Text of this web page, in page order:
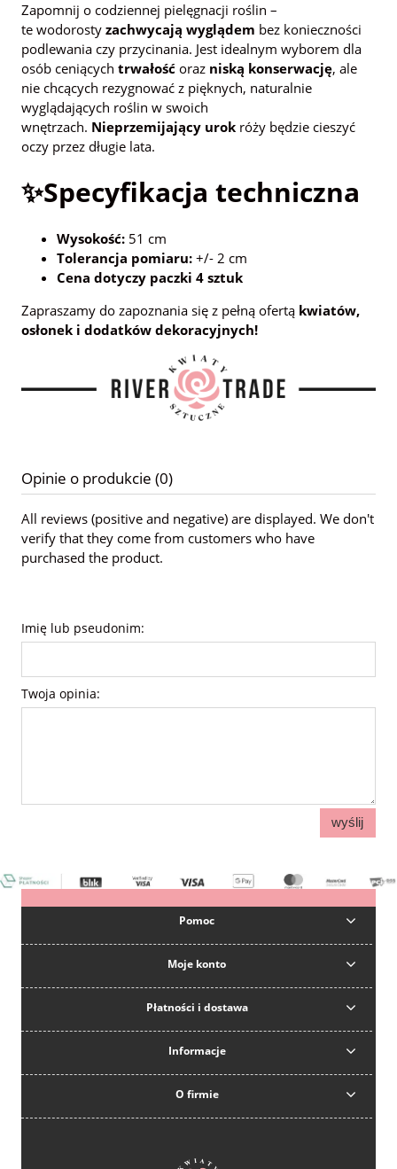
Zapomnij o codziennej pielęgnacji roślin –
te wodorosty zachwycają wyglądem bez konieczności
podlewania czy przycinania. Jest idealnym wyborem dla
osób ceniących trwałość oraz niską konserwację, ale
nie chcących rezygnować z pięknych, naturalnie
wyglądających roślin w swoich
wnętrzach. Nieprzemijający urok róży będzie cieszyć
oczy przez długie lata.
✨Specyfikacja techniczna
Wysokość: 51 cm
Tolerancja pomiaru: +/- 2 cm
Cena dotyczy paczki 4 sztuk
Zapraszamy do zapoznania się z pełną ofertą kwiatów,
osłonek i dodatków dekoracyjnych!
Opinie o produkcie (0)
All reviews (positive and negative) are displayed. We don't
verify that they come from customers who have
purchased the product.
Imię lub pseudonim:
Twoja opinia:
wyślij
Pomoc
Moje konto
Płatności i dostawa
Informacje
O firmie